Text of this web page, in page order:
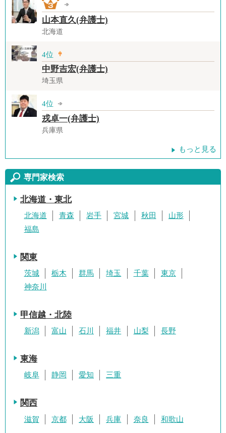
山本直久(弁護士)
北海道
4位
中野吉宏(弁護士)
埼玉県
4位
戎卓一(弁護士)
兵庫県
もっと見る
専門家検索
北海道・東北
北海道 青森 岩手 宮城 秋田
山形
福島
関東
茨城 栃木 群馬 埼玉 千葉
東京
神奈川
甲信越・北陸
新潟 富山 石川 福井 山梨 長野
東海
岐阜 静岡 愛知 三重
関西
滋賀 京都 大阪 兵庫 奈良 和歌山